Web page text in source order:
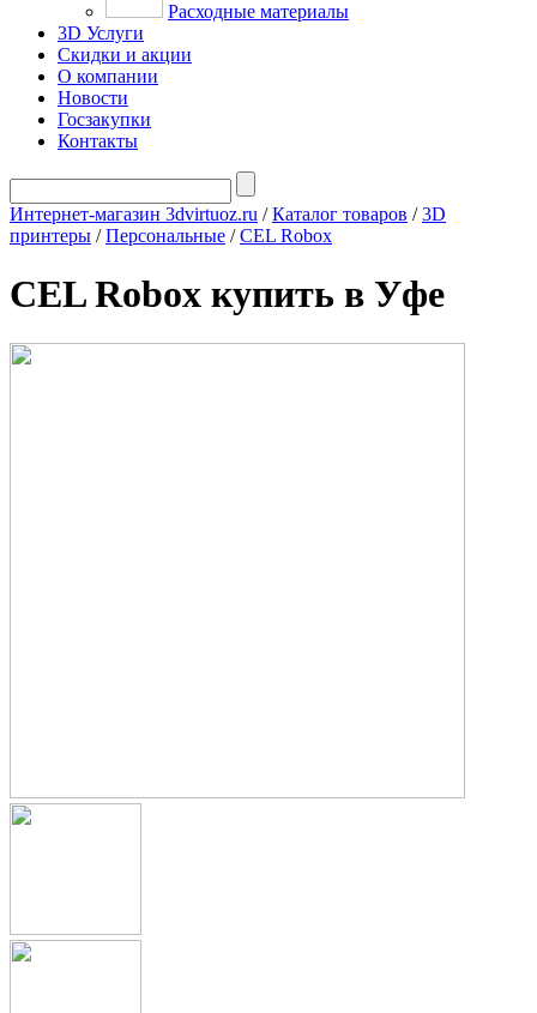
Расходные материалы
3D Услуги
Скидки и акции
О компании
Новости
Госзакупки
Контакты
Интернет-магазин 3dvirtuoz.ru /Каталог товаров /3D
принтеры /Персональные /CEL Robox
CEL Robox купить в Уфе